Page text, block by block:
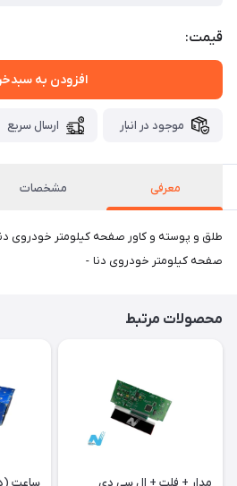
قیمت:
افزودن به
موجود در انبار ارسال سریع
معرفی مشخصات
طلق و پوسته و کاور صفحه کیلومتر خودروی
صفحه کیلومتر خودروی دنا -
محصولات مرتبط
مدار + فلت + ال سی دی